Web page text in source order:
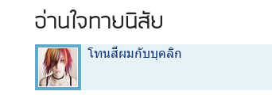
อ่านใจทายนิสัย
โทนสีผมกับบุคลิก